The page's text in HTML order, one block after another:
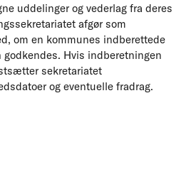
uddelinger og vederlag fra deres
afgør som
om en kommunes indberettede
godkendes. Hvis indberetningen
sekretariatet
og eventuelle fradrag.